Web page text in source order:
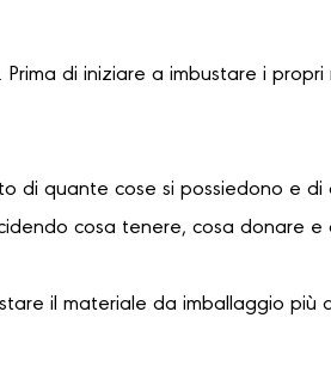
di iniziare a imbustare i
di quante cose si possiedono e
cosa tenere, cosa donare e
il materiale da imballaggio